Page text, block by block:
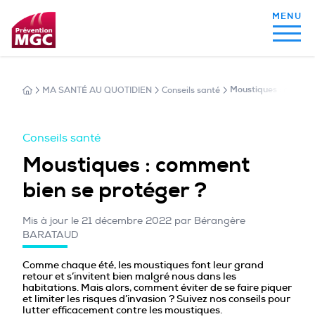
MON ALIMENTATION
MA SANTÉ AU QUOTIDIEN
MA SANTÉ AU QUOTIDIEN Conseils santé Moustiques :
Conseils santé
Moustiques : comment
bien se protéger ?
Mis à jour le 21 décembre 2022 par Bérangère
BARATAUD
Comme chaque été, les moustiques font leur grand
retour et s’invitent bien malgré nous dans les
habitations. Mais alors, comment éviter de se faire piquer
et limiter les risques d’invasion ? Suivez nos conseils pour
lutter efficacement contre les moustiques.